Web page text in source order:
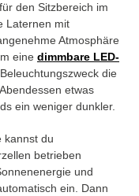
den Sitzbereich im
Laternen mit
Atmosphäre
eine dimmbare LED-
die
etwas
ein weniger dunkler.
kannst du
betrieben
und
ein. Dann